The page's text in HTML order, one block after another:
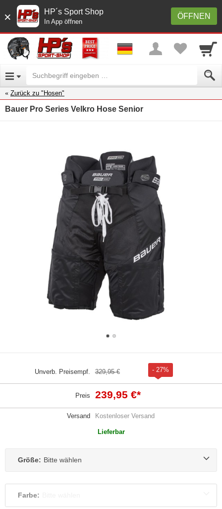
× ÖFFNEN
HP´s Sport Shop
In App öffnen
Zurück zu "Hosen"
Bauer Pro Series Velkro Hose Senior
Unverb. Preisempf. 329,95 € - 27%
Preis 239,95 €*
Versand Kostenloser Versand
Lieferbar
Größe: Bitte wählen
Farbe: